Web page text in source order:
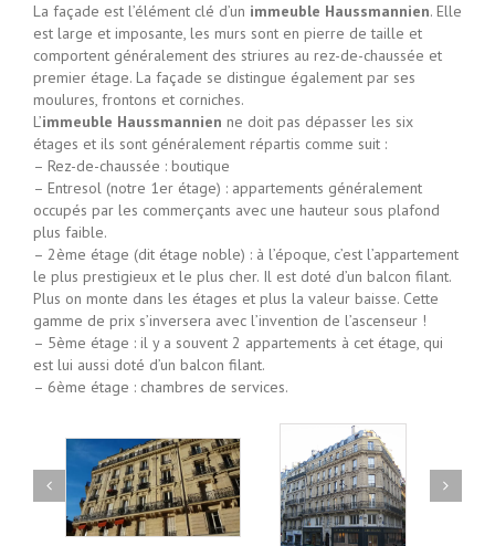
La façade est l’élément clé d’un immeuble Haussmannien. Elle
est large et imposante, les murs sont en pierre de taille et
comportent généralement des striures au rez-de-chaussée et
premier étage. La façade se distingue également par ses
moulures, frontons et corniches.
L’immeuble Haussmannien ne doit pas dépasser les six
étages et ils sont généralement répartis comme suit :
– Rez-de-chaussée : boutique
– Entresol (notre 1er étage) : appartements généralement
occupés par les commerçants avec une hauteur sous plafond
plus faible.
– 2ème étage (dit étage noble) : à l’époque, c’est l’appartement
le plus prestigieux et le plus cher. Il est doté d’un balcon filant.
Plus on monte dans les étages et plus la valeur baisse. Cette
gamme de prix s’inversera avec l’invention de l’ascenseur !
– 5ème étage : il y a souvent 2 appartements à cet étage, qui
est lui aussi doté d’un balcon filant.
– 6ème étage : chambres de services.